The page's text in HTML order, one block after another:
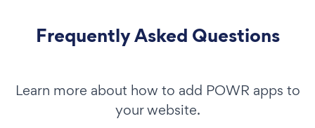
Frequently Asked Questions
Learn more about how to add POWR apps to
your website.